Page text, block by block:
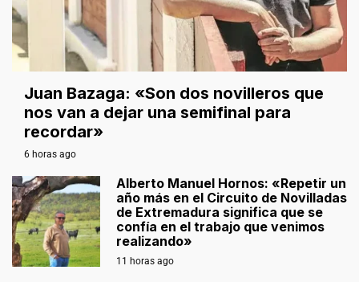
Juan Bazaga: «Son dos novilleros que
nos van a dejar una semifinal para
recordar»
6 horas ago
Alberto Manuel Hornos: «Repetir un
año más en el Circuito de Novilladas
de Extremadura significa que se
confía en el trabajo que venimos
realizando»
11 horas ago